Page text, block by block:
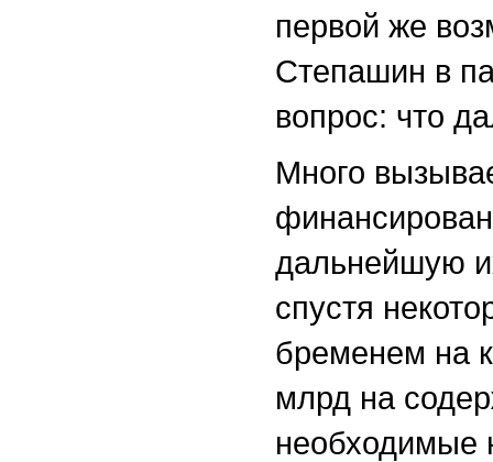
первой же
Степашин в
вопрос: что
Много
дальнейшую
спустя
бременем на
млрд на
необходимые